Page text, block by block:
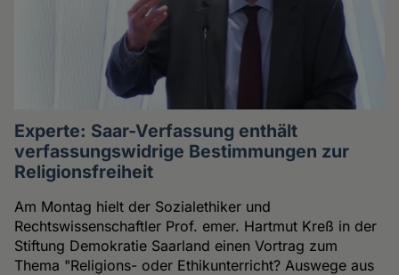
Experte: Saar-Verfassung enthält
verfassungswidrige Bestimmungen zur
Religionsfreiheit
Am Montag hielt der Sozialethiker und
Rechtswissenschaftler Prof. emer. Hartmut Kreß in der
Stiftung Demokratie Saarland einen Vortrag zum
Thema "Religions- oder Ethikunterricht? Auswege aus